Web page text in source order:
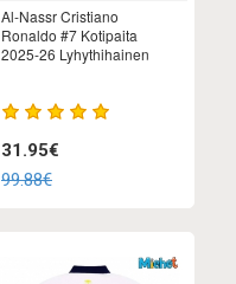
Al-Nassr Cristiano
Ronaldo #7 Kotipaita
2025-26 Lyhythihainen
31.95€
99.88€